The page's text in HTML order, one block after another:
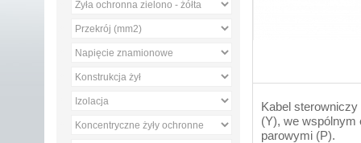
Kabel sterowniczy
(Y), we wspólnym
parowymi (P).